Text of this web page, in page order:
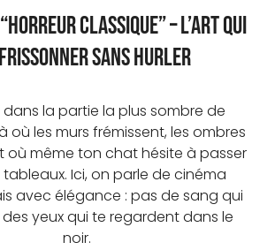
Classique” – L’art qui
sans hurler
dans la partie la plus sombre de
où les murs frémissent, les ombres
où même ton chat hésite à passer
Ici, on parle de cinéma
avec élégance : pas de sang qui
yeux qui te regardent dans le
noir.